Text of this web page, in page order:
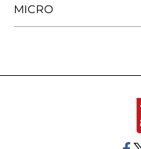
MICRO